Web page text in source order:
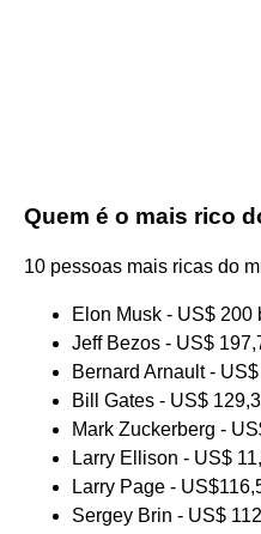
Quem é o mais rico
10 pessoas mais ricas do
Elon Musk - US$ 200
Jeff Bezos - US$
Bernard Arnault -
Bill Gates - US$
Mark Zuckerberg -
Larry Ellison - US$
Larry Page -
Sergey Brin - US$